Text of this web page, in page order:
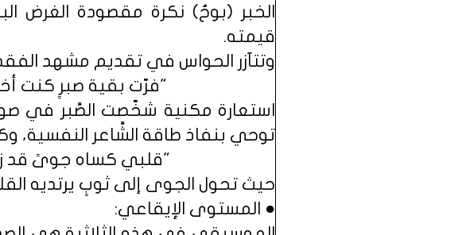
الخبر (بوحٌ) نكرة مقصودة الغرض
قيمته.
وتتآزر الحواس في تقديم مشهد
"فرّت بقية صبرٍ كنت
استعارة مكنية شخّصت الصَّبر في
توحي بنفاذ طاقة الشَّاعر النفسية،
"قلبي كساه جوىً قد
حيث تحول الجوى إلى ثوبٍ يرتديه
● المستوى الإيقاعي: